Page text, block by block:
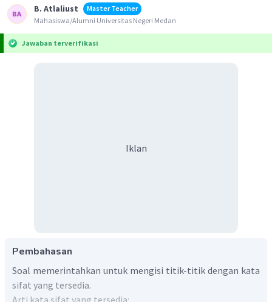
B. Atlaliust
Master Teacher
Mahasiswa/Alumni Universitas Negeri Medan
Jawaban terverifikasi
Iklan
Pembahasan
Soal memerintahkan untuk mengisi titik-titik dengan kata
sifat yang tersedia.
Arti kata sifat yang tersedia: